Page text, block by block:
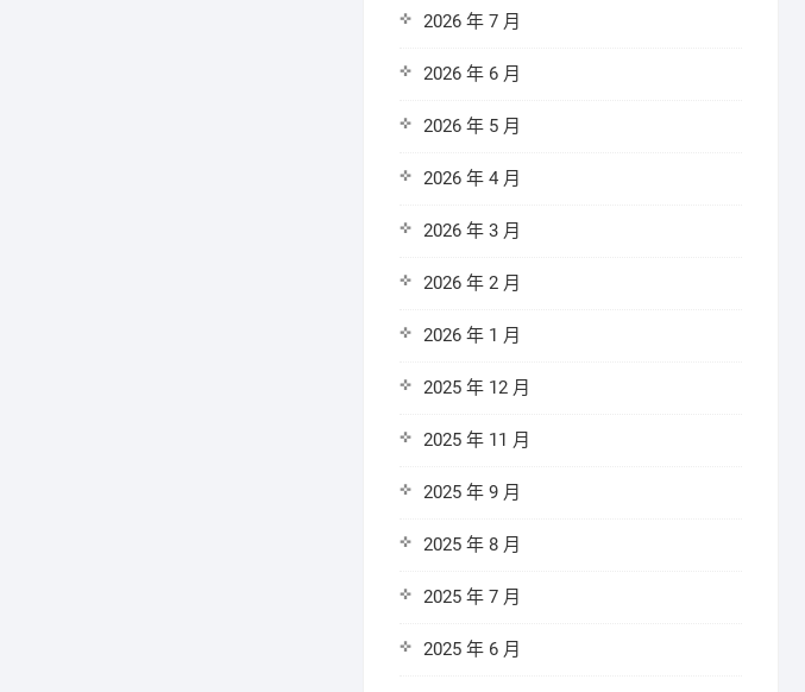
2026 年 7 月
2026 年 6 月
2026 年 5 月
2026 年 4 月
2026 年 3 月
2026 年 2 月
2026 年 1 月
2025 年 12 月
2025 年 11 月
2025 年 9 月
2025 年 8 月
2025 年 7 月
2025 年 6 月